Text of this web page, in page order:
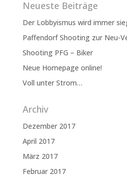
Neueste Beiträge
Der Lobbyismus wird immer
Paffendorf Shooting zur Neu-
Shooting PFG – Biker
Neue Homepage online!
Voll unter Strom…
Archiv
Dezember 2017
April 2017
März 2017
Februar 2017